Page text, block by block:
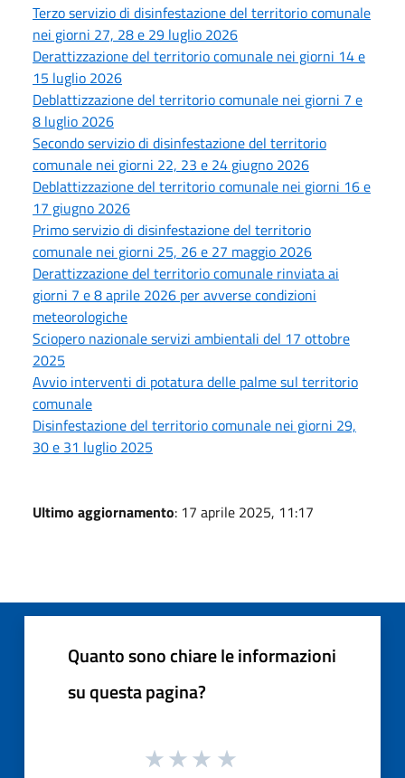
Terzo servizio di disinfestazione del territorio comunale
nei giorni 27, 28 e 29 luglio 2026
Derattizzazione del territorio comunale nei giorni 14 e
15 luglio 2026
Deblattizzazione del territorio comunale nei giorni 7 e
8 luglio 2026
Secondo servizio di disinfestazione del territorio
comunale nei giorni 22, 23 e 24 giugno 2026
Deblattizzazione del territorio comunale nei giorni 16 e
17 giugno 2026
Primo servizio di disinfestazione del territorio
comunale nei giorni 25, 26 e 27 maggio 2026
Derattizzazione del territorio comunale rinviata ai
giorni 7 e 8 aprile 2026 per avverse condizioni
meteorologiche
Sciopero nazionale servizi ambientali del 17 ottobre
2025
Avvio interventi di potatura delle palme sul territorio
comunale
Disinfestazione del territorio comunale nei giorni 29,
30 e 31 luglio 2025
Ultimo aggiornamento: 17 aprile 2025, 11:17
Quanto sono chiare le informazioni
su questa pagina?